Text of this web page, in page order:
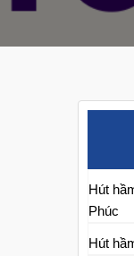
Hút
Phúc
Hút